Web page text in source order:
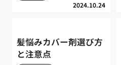
2024.10.24
髪悩みカバー剤選び方
と注意点